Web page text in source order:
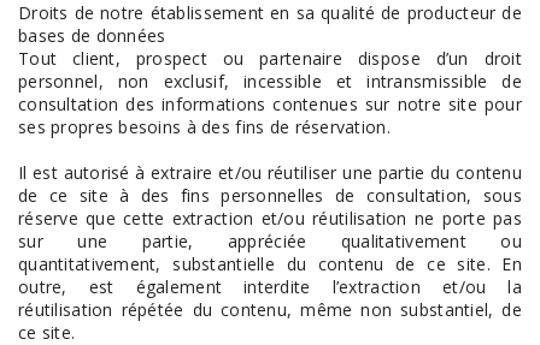
Droits de notre établissement en sa qualité de producteur de
bases de données
Tout client, prospect ou partenaire dispose d’un droit
personnel, non exclusif, incessible et intransmissible de
consultation des informations contenues sur notre site pour
ses propres besoins à des fins de réservation.
Il est autorisé à extraire et/ou réutiliser une partie du contenu
de ce site à des fins personnelles de consultation, sous
réserve que cette extraction et/ou réutilisation ne porte pas
sur une partie, appréciée qualitativement ou
quantitativement, substantielle du contenu de ce site. En
outre, est également interdite l’extraction et/ou la
réutilisation répétée du contenu, même non substantiel, de
ce site.